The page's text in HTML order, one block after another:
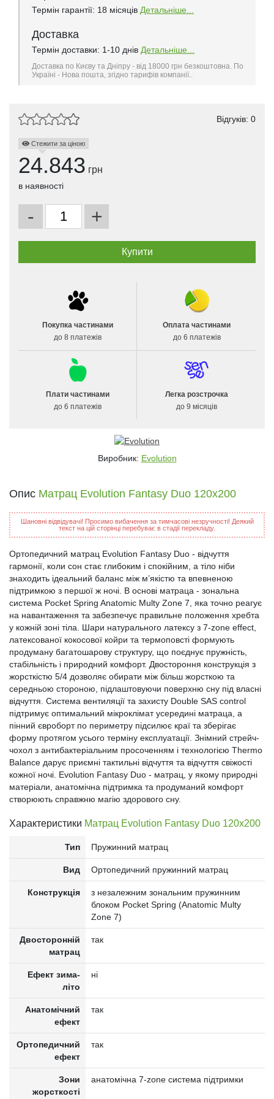
Термін гарантії: 18 місяців Детальніше...
Доставка
Термін доставки: 1-10 днів Детальніше...
Доставка по Києву та Дніпру - від 18000 грн безкоштовна. По
Україні - Нова пошта, згідно тарифів компанії..
Відгуків: 0
Стежити за ціною
24.843 грн
в наявності
- +
Покупка частинами
до 8 платежів
Оплата частинами
до 6 платежів
Плати частинами
до 6 платежів
Легка розстрочка
до 9 місяців
Виробник: Evolution
Опис Матрац Evolution Fantasy Duo 120х200
Шановні відвідувачі! Просимо вибачення за тимчасові незручності! Деякий
текст на цій сторінці перебуває в стадії перекладу.
Ортопедичний матрац Evolution Fantasy Duo - відчуття
гармонії, коли сон стає глибоким і спокійним, а тіло ніби
знаходить ідеальний баланс між м’якістю та впевненою
підтримкою з першої ж ночі. В основі матраца - зональна
система Pocket Spring Anatomic Multy Zone 7, яка точно реагує
на навантаження та забезпечує правильне положення хребта
у кожній зоні тіла. Шари натурального латексу з 7-zone effect,
латексованої кокосової койри та термоповсті формують
продуману багатошарову структуру, що поєднує пружність,
стабільність і природний комфорт. Двостороння конструкція з
жорсткістю 5/4 дозволяє обирати між більш жорсткою та
середньою стороною, підлаштовуючи поверхню сну під власні
відчуття. Система вентиляції та захисту Double SAS control
підтримує оптимальний мікроклімат усередині матраца, а
пінний євроборт по периметру підсилює краї та зберігає
форму протягом усього терміну експлуатації. Знімний стрейч-
чохол з антибактеріальним просоченням і технологією Thermo
Balance дарує приємні тактильні відчуття та відчуття свіжості
кожної ночі. Evolution Fantasy Duo - матрац, у якому природні
матеріали, анатомічна підтримка та продуманий комфорт
створюють справжню магію здорового сну.
Характеристики Матрац Evolution Fantasy Duo 120х200
Тип Пружинний матрац
Вид Ортопедичний пружинний матрац
Конструкція
з незалежним зональним пружинним
блоком Pocket Spring (Anatomic Multy
Zone 7)
Двосторонній
матрац
так
Ефект зима-
літо
ні
Анатомічний
ефект
так
Ортопедичний
ефект
так
Зони
жорсткості
анатомічна 7-zone система підтримки